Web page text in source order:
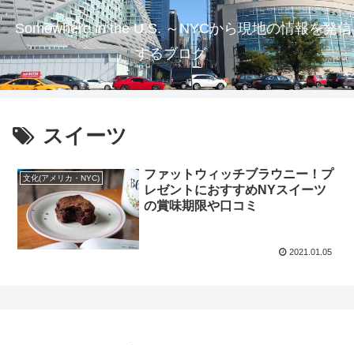
Somewhere in the U.S. ～NYCから現地の情報を発信
するブログ
スイーツ
文化(アメリカ・NYC)
ファットウィッチブラウニー！プ
レゼントにおすすめNYスイーツ
の賞味期限や口コミ
2021.01.05